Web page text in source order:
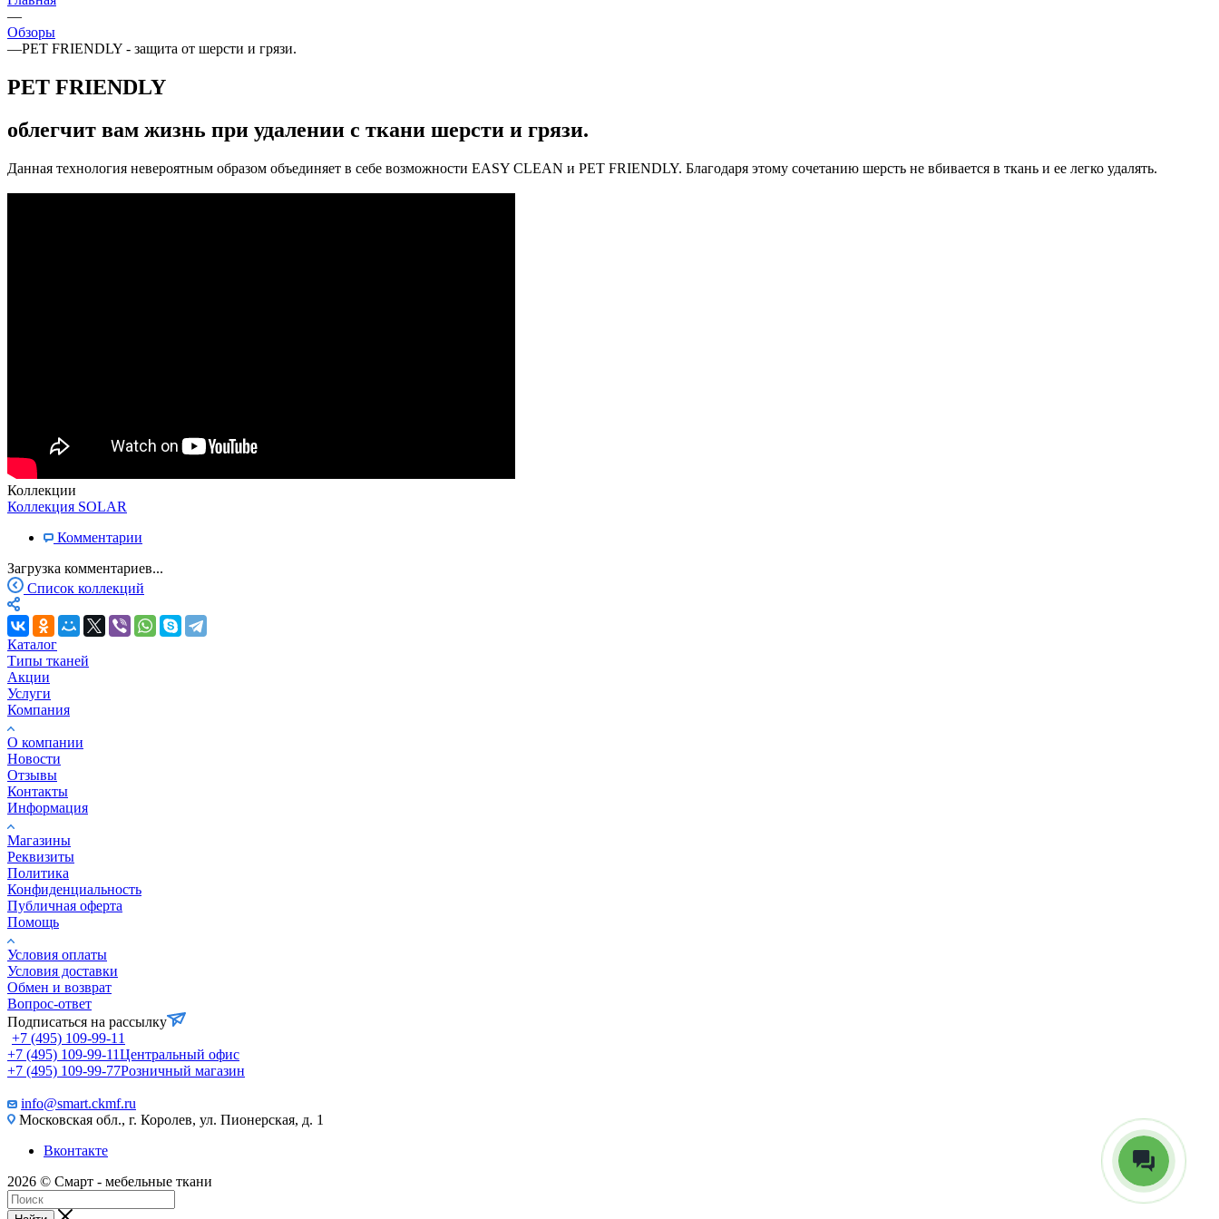
—
Обзоры
—PET FRIENDLY - защита от шерсти и грязи.
PET FRIENDLY
облегчит вам жизнь при удалении с ткани шерсти и грязи.
Данная технология невероятным образом объединяет в себе возможности EASY CLEAN и PET FRIENDLY. Благодаря этому сочетанию шерсть не вбивается в ткань и ее легко удалять.
Коллекции
Коллекция SOLAR
Комментарии
Загрузка комментариев...
Список коллекций
Каталог
Типы тканей
Акции
Услуги
Компания
О компании
Новости
Отзывы
Контакты
Информация
Магазины
Реквизиты
Политика
Конфиденциальность
Публичная оферта
Помощь
Условия оплаты
Условия доставки
Обмен и возврат
Вопрос-ответ
Подписаться на рассылку
+7 (495) 109-99-11
+7 (495) 109-99-11Центральный офис
+7 (495) 109-99-77Розничный магазин
info@smart.ckmf.ru
Московская обл., г. Королев, ул. Пионерская, д. 1
Вконтакте
2026 © Смарт - мебельные ткани